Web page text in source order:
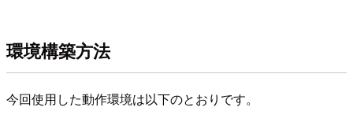
環境構築方法
今回使用した動作環境は以下のとおりです。